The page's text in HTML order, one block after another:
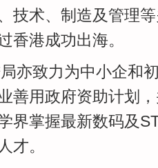
技术、制造及管理
香港成功出海。
亦致力为中小企和
善用政府资助计划
界掌握最新数码及
才。